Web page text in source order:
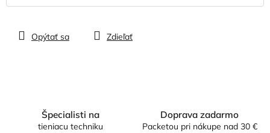
Opýtať sa Zdieľať
Špecialisti na
tieniacu techniku
Doprava zadarmo
Packetou pri nákupe nad 30 €